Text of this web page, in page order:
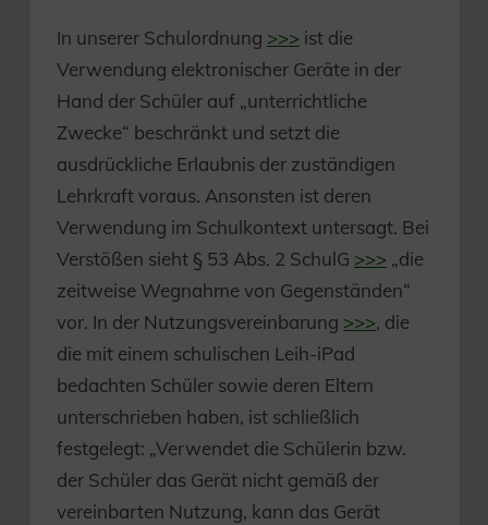
In unserer Schulordnung >>> ist die
Verwendung elektronischer Geräte in der
Hand der Schüler auf „unterrichtliche
Zwecke“ beschränkt und setzt die
ausdrückliche Erlaubnis der zuständigen
Lehrkraft voraus. Ansonsten ist deren
Verwendung im Schulkontext untersagt. Bei
Verstößen sieht § 53 Abs. 2 SchulG >>> „die
zeitweise Wegnahme von Gegenständen“
vor. In der Nutzungsvereinbarung >>>, die
die mit einem schulischen Leih-iPad
bedachten Schüler sowie deren Eltern
unterschrieben haben, ist schließlich
festgelegt: „Verwendet die Schülerin bzw.
der Schüler das Gerät nicht gemäß der
vereinbarten Nutzung, kann das Gerät